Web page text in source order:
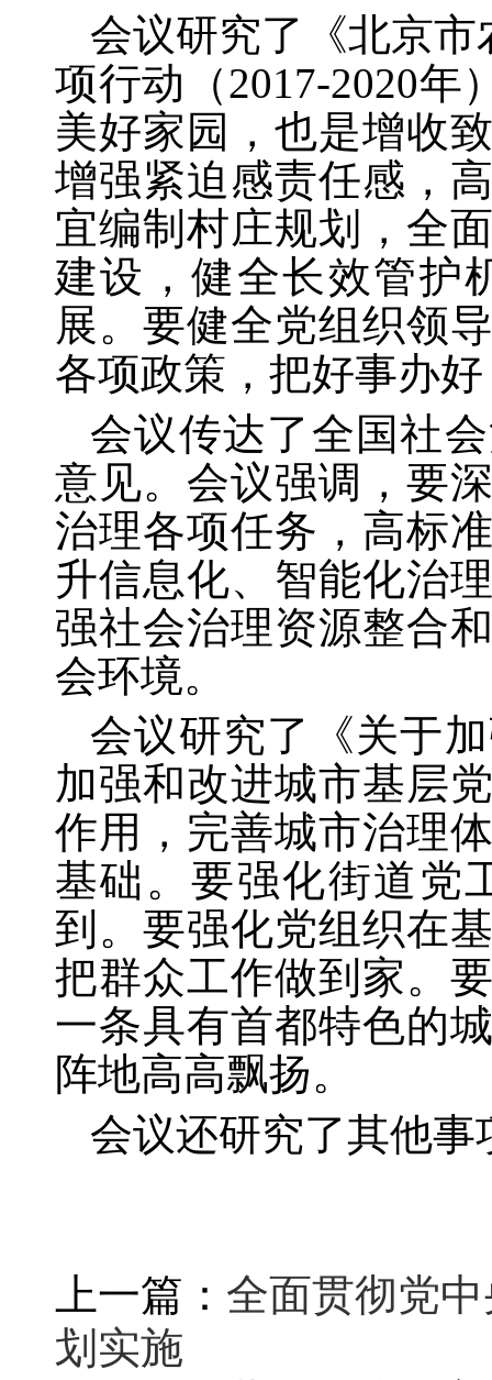
会议研究了《北京市
项行动（2017-2020
美好家园，也是增收
增强紧迫感责任感，
宜编制村庄规划，全
建设，健全长效管护
展。要健全党组织领
各项政策，把好事办
会议传达了全国社
意见。会议强调，要
治理各项任务，高标
升信息化、智能化治
强社会治理资源整合
会环境。
会议研究了《关于
加强和改进城市基层
作用，完善城市治理
基础。要强化街道党
到。要强化党组织在
把群众工作做到家。
一条具有首都特色的
阵地高高飘扬。
会议还研究了其他事
上一篇： 全面贯彻党
划实施